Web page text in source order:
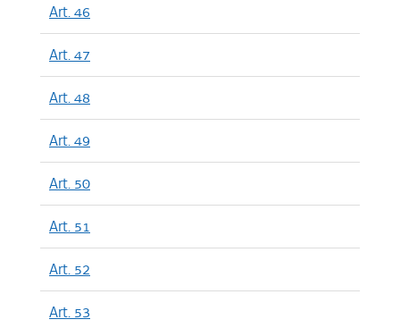
Art. 46
Art. 47
Art. 48
Art. 49
Art. 50
Art. 51
Art. 52
Art. 53